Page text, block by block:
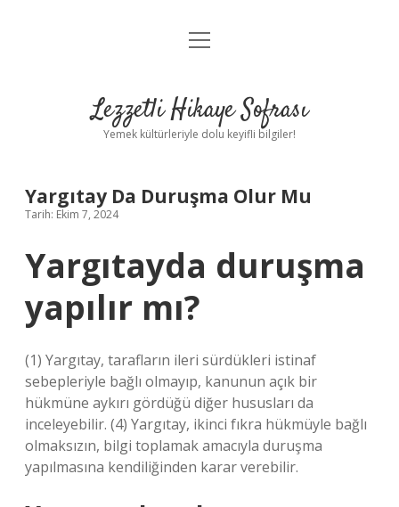
Anasayfa
Yasal Uyarı
menüyü
Lezzetli Hikaye Sofrası
Yemek kültürleriyle dolu keyifli bilgiler!
Yargıtay Da Duruşma Olur Mu
Tarih: Ekim 7, 2024
Yargıtayda duruşma
yapılır mı?
(1) Yargıtay, tarafların ileri sürdükleri istinaf
sebepleriyle bağlı olmayıp, kanunun açık bir
hükmüne aykırı gördüğü diğer hususları da
inceleyebilir. (4) Yargıtay, ikinci fıkra hükmüyle bağlı
olmaksızın, bilgi toplamak amacıyla duruşma
yapılmasına kendiliğinden karar verebilir.